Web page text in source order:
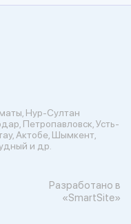
Нур-Султан
Петропавловск, Усть-
Актобе, Шымкент,
и др.
Разработано в
«SmartSite»